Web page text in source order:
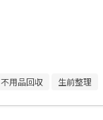
不用品回収 生前整理